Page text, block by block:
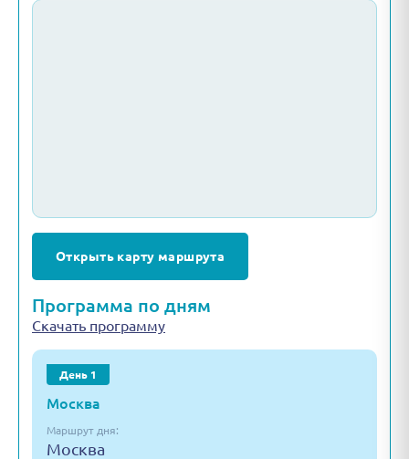
Открыть карту маршрута
Программа по дням
Скачать программу
День 1
Москва
Маршрут дня:
Москва